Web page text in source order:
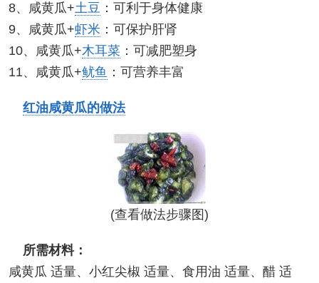
8、咸黄瓜+土豆 ：可利于身体健康
9、咸黄瓜+虾米 ：可保护肝肾
10、咸黄瓜+木耳菜 ：可减肥塑身
11、咸黄瓜+鱿鱼 ：可营养丰富
红油咸黄瓜的做法
(查看做法步骤图)
所需材料：
咸黄瓜 适量、小红尖椒 适量、食用油 适量、醋 适